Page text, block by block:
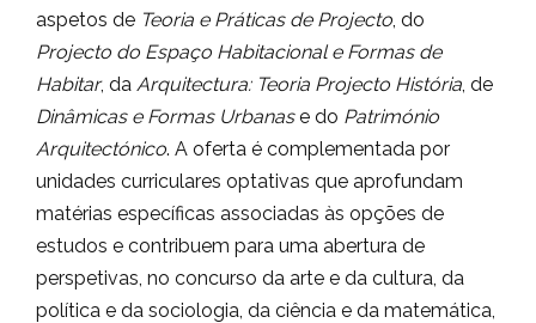
aspetos de Teoria e Práticas de Projecto, do
Projecto do Espaço Habitacional e Formas de
Habitar, da Arquitectura: Teoria Projecto História, de
Dinâmicas e Formas Urbanase do Património
Arquitectónico. A oferta é complementada por
unidades curriculares optativas que aprofundam
matérias específicas associadas às opções de
estudos e contribuem para uma abertura de
perspetivas, no concurso da arte e da cultura, da
política e da sociologia, da ciência e da matemática,